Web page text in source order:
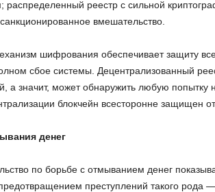
рас­пре­де­лен­ный ре­естр с силь­ной
вме­ша­тель­ство.
шиф­ро­ва­ния обес­пе­чи­ва­ет за­щи­ту
сбое си­сте­мы. Де­цен­тра­ли­зо­ван­ный
а зна­чит, может об­на­ру­жить любую по­пыт­ку
блок­чейн все­сто­ронне за­щи­щен
денег
по борь­бе с от­мы­ва­ни­ем денег
пре­ступ­ле­ний та­ко­го рода